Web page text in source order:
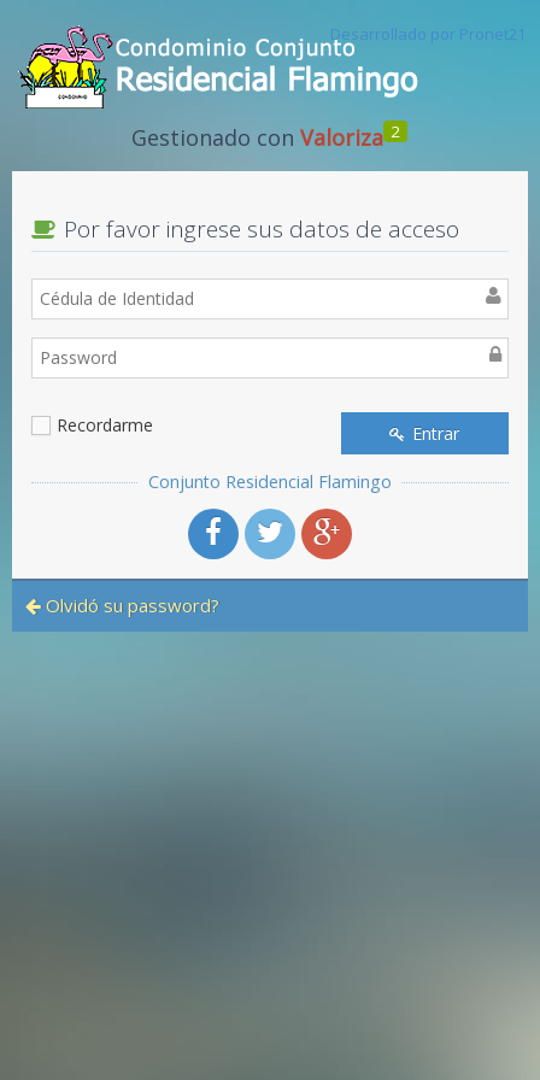
Gestionado conValoriza 2
Por favor ingrese sus datos de acceso
Recordarme Entrar
Conjunto Residencial Flamingo
Olvidó su password?
Desarrollado por Pronet21